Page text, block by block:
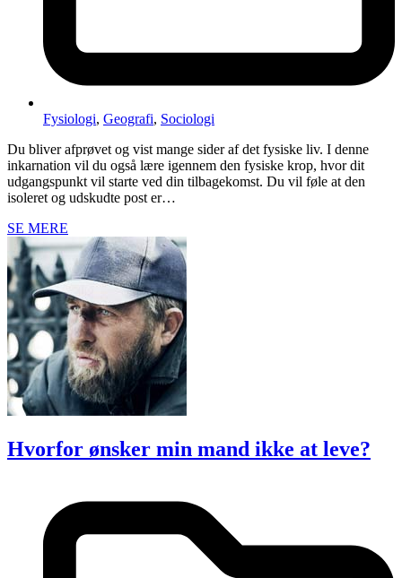
Fysiologi, Geografi, Sociologi
Du bliver afprøvet og vist mange sider af det fysiske liv. I denne
inkarnation vil du også lære igennem den fysiske krop, hvor dit
udgangspunkt vil starte ved din tilbagekomst. Du vil føle at den
isoleret og udskudte post er…
SE MERE
Hvorfor ønsker min mand ikke at leve?